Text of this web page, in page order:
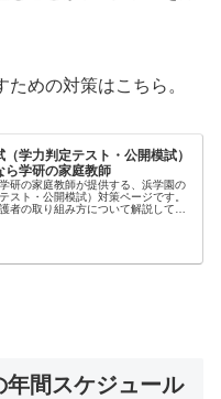
めの対策はこちら。
学力判定テスト・公開模試）
ら学研の家庭教師
研の家庭教師が提供する、浜学園の
スト・公開模試）対策ページです。
者の取り組み方について解説してい
年間スケジュール